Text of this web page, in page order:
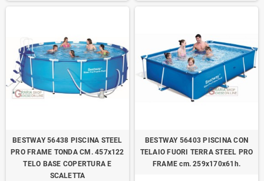
BESTWAY 56438 PISCINA STEEL
PRO FRAME TONDA CM. 457x122
TELO BASE COPERTURA E
SCALETTA
BESTWAY 56403 PISCINA CON
TELAIO FUORI TERRA STEEL PRO
FRAME cm. 259x170x61h.